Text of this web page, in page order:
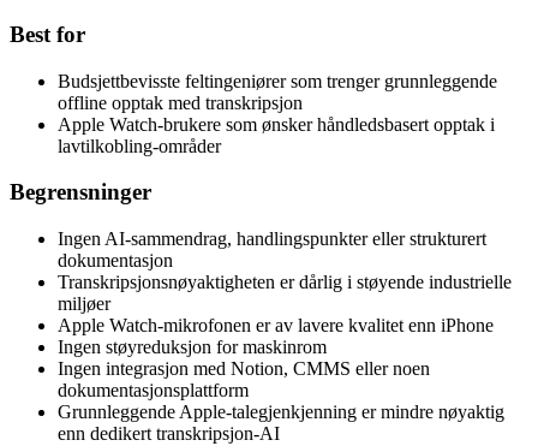
Best for
Budsjettbevisste feltingeniører som trenger grunnleggende
offline opptak med transkripsjon
Apple Watch-brukere som ønsker håndledsbasert opptak i
lavtilkobling-områder
Begrensninger
Ingen AI-sammendrag, handlingspunkter eller strukturert
dokumentasjon
Transkripsjonsnøyaktigheten er dårlig i støyende industrielle
miljøer
Apple Watch-mikrofonen er av lavere kvalitet enn iPhone
Ingen støyreduksjon for maskinrom
Ingen integrasjon med Notion, CMMS eller noen
dokumentasjonsplattform
Grunnleggende Apple-talegjenkjenning er mindre nøyaktig
enn dedikert transkripsjon-AI